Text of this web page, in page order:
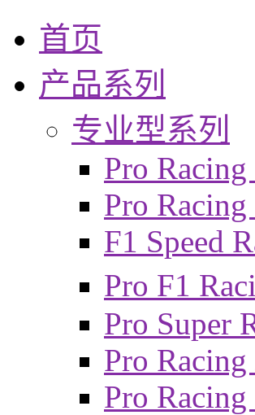
首页
产品系列
专业型系列
Pro Racing
Pro Racing
F1 Speed
Pro F1
Pro Super
Pro Racing
Pro Racing